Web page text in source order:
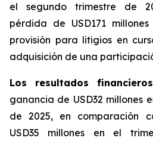
el segundo trimestre de
pérdida de USD171
provisión para litigios en
adquisición de una
Los resultados financieros
ganancia de USD32 millones
de 2025, en comparación
USD35 millones en el